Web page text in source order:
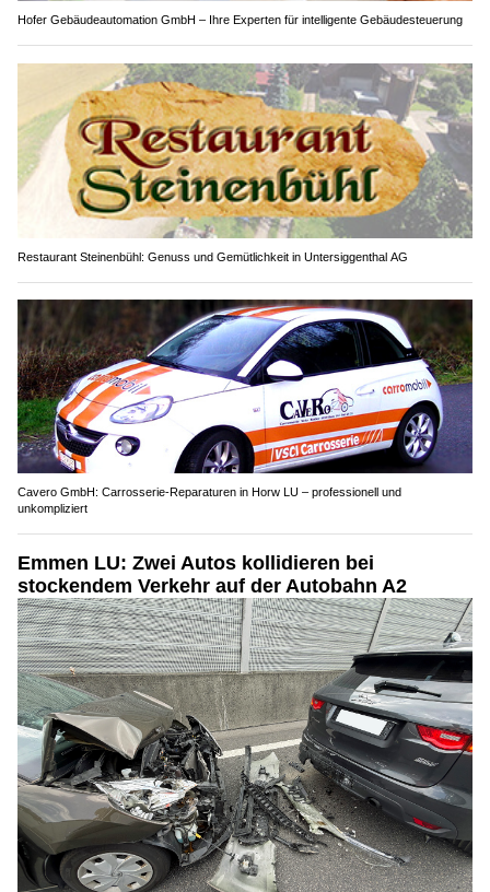
Hofer Gebäudeautomation GmbH – Ihre Experten für intelligente Gebäudesteuerung
Restaurant Steinenbühl: Genuss und Gemütlichkeit in Untersiggenthal AG
Cavero GmbH: Carrosserie-Reparaturen in Horw LU – professionell und
unkompliziert
Emmen LU: Zwei Autos kollidieren bei
stockendem Verkehr auf der Autobahn A2